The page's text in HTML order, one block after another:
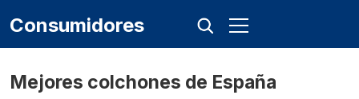
Consumidores
Mejores colchones de España